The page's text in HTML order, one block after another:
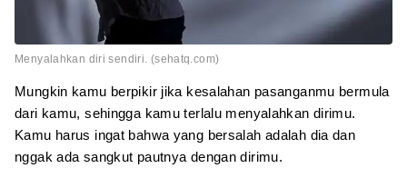
Menyalahkan diri sendiri. (sehatq.com)
Mungkin kamu berpikir jika kesalahan pasanganmu bermula
dari kamu, sehingga kamu terlalu menyalahkan dirimu.
Kamu harus ingat bahwa yang bersalah adalah dia dan
nggak ada sangkut pautnya dengan dirimu.